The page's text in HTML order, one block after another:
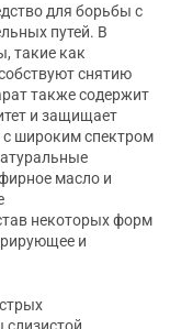
для борьбы с
путей. В
такие как
снятию
также содержит
и защищает
с широким спектром
масло и
некоторых форм
и